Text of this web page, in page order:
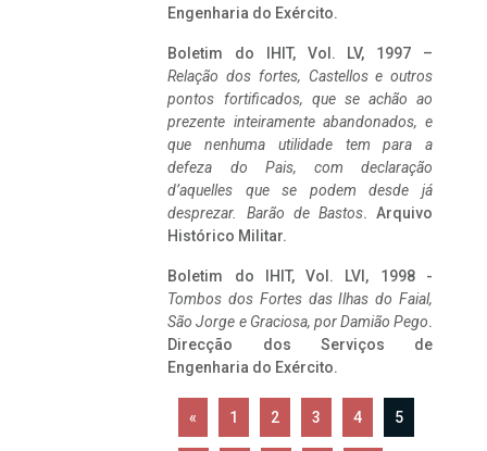
Engenharia do Exército.
Boletim do IHIT, Vol. LV, 1997 –
Relação dos fortes, Castellos e outros
pontos fortificados, que se achão ao
prezente inteiramente abandonados, e
que nenhuma utilidade tem para a
defeza do Pais, com declaração
d’aquelles que se podem desde já
desprezar. Barão de Bastos. Arquivo
Histórico Militar.
Boletim do IHIT, Vol. LVI, 1998 -
Tombos dos Fortes das Ilhas do Faial,
São Jorge e Graciosa, por Damião Pego.
Direcção dos Serviços de
Engenharia do Exército.
« 1 2 3 4 5